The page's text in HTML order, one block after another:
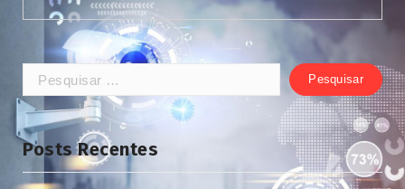
Pesquisar
por:
Posts Recentes